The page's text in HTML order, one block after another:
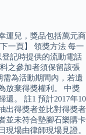
運兒，獎品包括萬元商
一頁】 領獎方法 每一
記時提供的流動電話
之參加者須保留該張
為活動期間內，若遺
放棄得獎權利。 中獎
還。 註1 預計2017年10
出得獎者並比對得獎者
並未符合墊腳石樂購卡
現場由律師現場見證。